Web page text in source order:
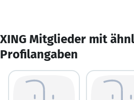
XING Mitglieder mit
Profilangaben